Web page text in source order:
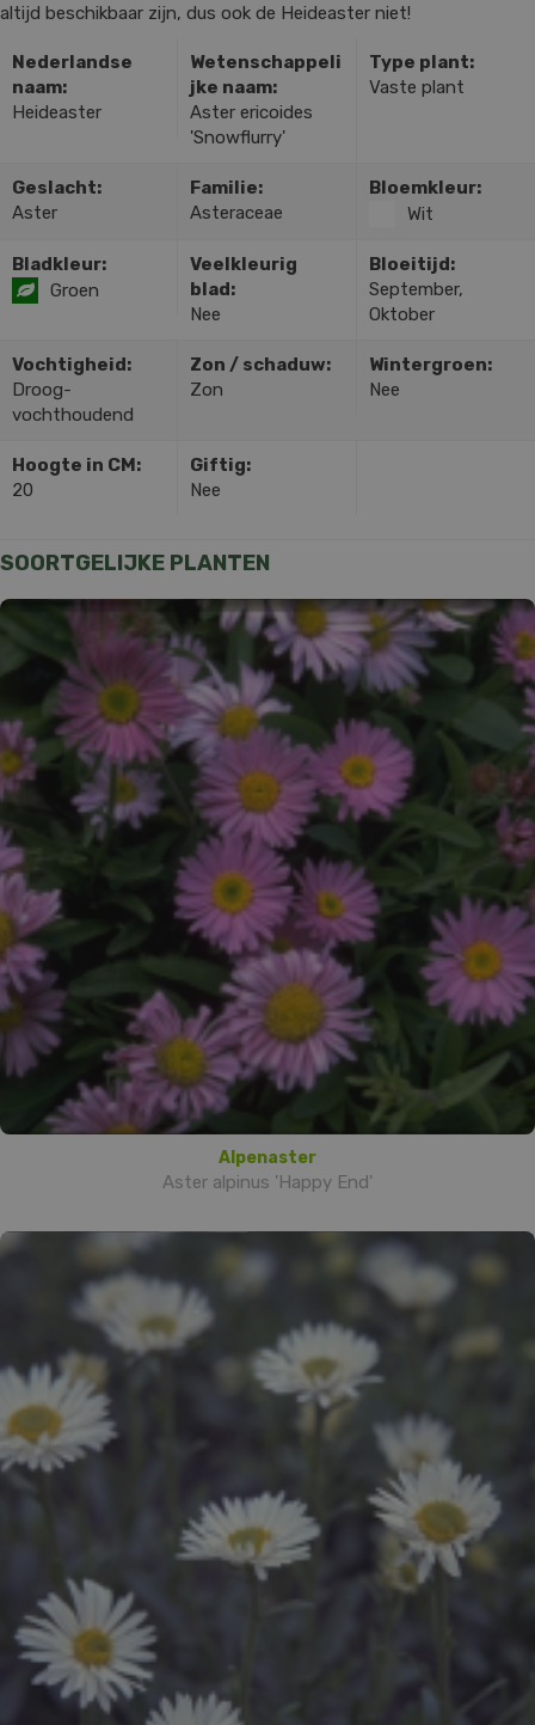
altijd beschikbaar zijn, dus ook de Heideaster niet!
Nederlandse
naam:
Heideaster
Wetenschappeli
jke naam:
Aster ericoides
'Snowflurry'
Type plant:
Vaste plant
Geslacht:
Aster
Familie:
Asteraceae
Bloemkleur:
Wit
Bladkleur:
Groen
Veelkleurig
blad:
Nee
Bloeitijd:
September,
Oktober
Vochtigheid:
Droog-
vochthoudend
Zon / schaduw:
Zon
Wintergroen:
Nee
Hoogte in CM:
20
Giftig:
Nee
SOORTGELIJKE PLANTEN
Alpenaster
Aster alpinus 'Happy End'